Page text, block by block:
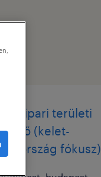
területi
(kelet-
fókusz)